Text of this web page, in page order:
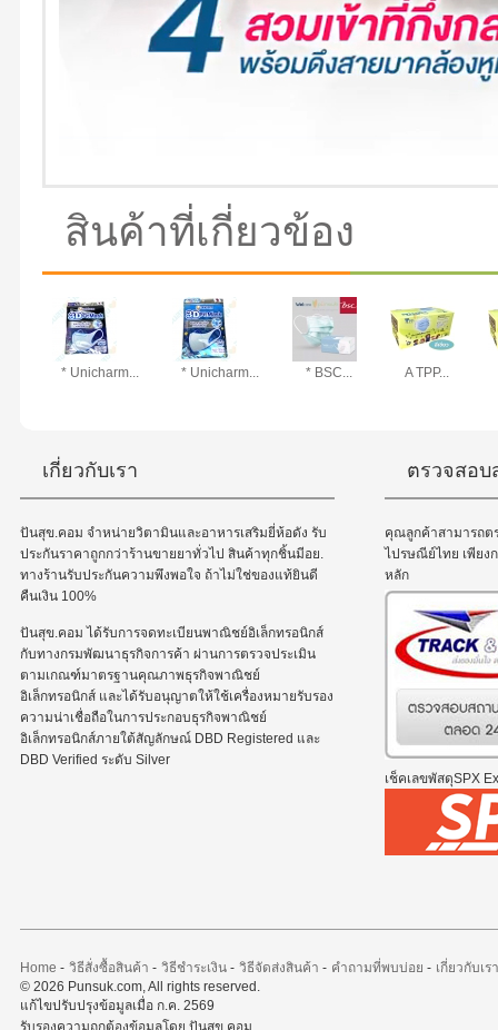
สินค้าที่เกี่ยวข้อง
* Unicharm... * Unicharm... * BSC... A TPP...
เกี่ยวกับเรา
ปันสุข.คอม จำหน่ายวิตามินและอาหารเสริมยี่ห้อดัง รับ
ประกันราคาถูกกว่าร้านขายยาทั่วไป สินค้าทุกชิ้นมีอย.
ทางร้านรับประกันความพึงพอใจ ถ้าไม่ใช่ของแท้ยินดี
คืนเงิน 100%
ปันสุข.คอม ได้รับการจดทะเบียนพาณิชย์อิเล็กทรอนิกส์
กับทางกรมพัฒนาธุรกิจการค้า ผ่านการตรวจประเมิน
ตามเกณฑ์มาตรฐานคุณภาพธุรกิจพาณิชย์
อิเล็กทรอนิกส์ และได้รับอนุญาตให้ใช้เครื่องหมายรับรอง
ความน่าเชื่อถือในการประกอบธุรกิจพาณิชย์
อิเล็กทรอนิกส์ภายใต้สัญลักษณ์ DBD Registered และ
DBD Verified ระดับ Silver
ตรวจสอ
คุณลูกค้าสามารถต
ไปรษณีย์ไทย เพียง
หลัก
เช็คเลขพัสดุSPX
Home - วิธีสั่งซื้อสินค้า - วิธีชำระเงิน- วิธีจัดส่งสินค้า - คำถามที่พบบ่อย - เกี่ยวกับเรา
© 2026 Punsuk.com, All rights reserved.
แก้ไขปรับปรุงข้อมูลเมื่อ ก.ค. 2569